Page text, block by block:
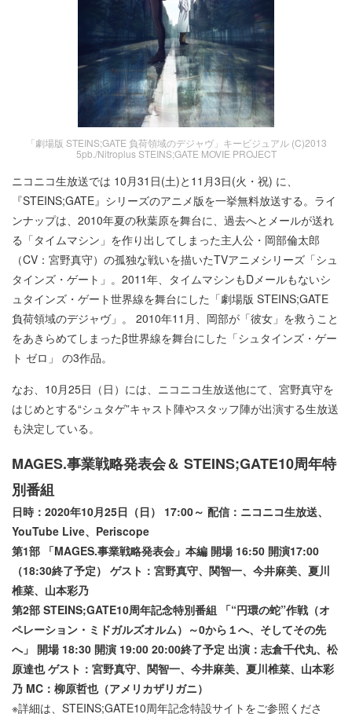
「劇場版 STEINS;GATE 負荷領域のデジャヴ」キービジュアル (C)2013
5pb./Nitroplus STEINS;GATE MOVIE PROJECT
ニコニコ生放送では 10月31日(土)と11月3日(火・祝) に、
『STEINS;GATE』シリーズのアニメ版を一挙無料放送する。ライ
ンナップは、2010年夏の秋葉原を舞台に、過去へとメールが送れ
る「タイムマシン」を作り出してしまった主人公・岡部倫太郎
（CV：宮野真守）の孤独な戦いを描いたTVアニメシリーズ「シュ
タインズ・ゲート」。2011年、タイムマシンもDメールもないシ
ュタインズ・ゲート世界線を舞台にした「劇場版 STEINS;GATE
負荷領域のデジャヴ」。 2010年11月、岡部が「彼女」を救うこと
をあきらめてしまったβ世界線を舞台にした「シュタインズ・ゲー
ト ゼロ」 の3作品。
なお、10月25日（日）には、ニコニコ生放送他にて、宮野真守を
はじめとする“シュタゲ”キャスト陣やスタッフ陣が出演する生放送
も決定している。
MAGES.事業戦略発表会＆ STEINS;GATE10周年特
別番組
日時：2020年10月25日（日） 17:00～ 配信：ニコニコ生放送、
YouTube Live、Periscope
第1部 「MAGES.事業戦略発表会」本編 開場 16:50 開演17:00
（18:30終了予定） ゲスト：宮野真守、関智一、今井麻美、夏川
椎菜、山本彩乃
第2部 STEINS;GATE10周年記念特別番組 「“円環の蛇”作戦（オ
ペレーション・ミドガルズオルム）～0から１へ、そしてその先
へ」 開場 18:30 開演 19:00 20:00終了予定 出演：志倉千代丸、松
原達也 ゲスト：宮野真守、関智一、今井麻美、夏川椎菜、山本彩
乃 MC：柳原哲也（アメリカザリガニ）
※詳細は、STEINS;GATE10周年記念特設サイトをご参照くださ